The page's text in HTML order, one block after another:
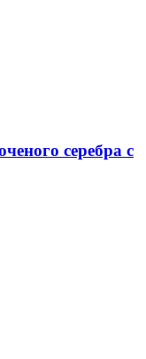
серебра с